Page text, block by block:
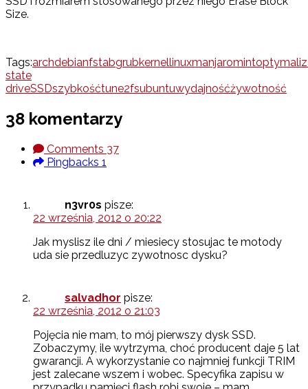
Size.
Tags:archdebianfstabgrubkernellinuxmanjaromint
state
driveSSDszybkośćtune2fsubuntuwydajnośćżywotność
38 komentarzy
Comments 37
Pingbacks 1
n3vr0s pisze:
22 września, 2012 o 20:22
Jak myslisz ile dni / miesiecy stosujac te motody
uda sie przedluzyc zywotnosc dysku?
salvadhor pisze:
22 września, 2012 o 21:03
Pojęcia nie mam, to mój pierwszy dysk SSD.
Zobaczymy, ile wytrzyma, choć producent daje 5 lat
gwarancji. A wykorzystanie co najmniej funkcji TRIM
jest zalecane wszem i wobec. Specyfika zapisu w